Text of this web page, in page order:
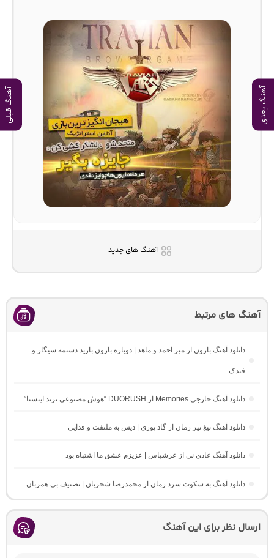
آهنگ بعدی آهنگ قبلی
آهنگ های جدید
آهنگ های مرتبط
دانلود آهنگ بارون از میر احمد و ماهد | دوباره بارون بارید دستمه سیگار و
فندک
دانلود آهنگ خارجی Memories از DUORUSH “هوش مصنوعی ترند اینستا”
دانلود آهنگ تیغ تیز زمان از گاد پوری | دیس به ملتفت و فدایی
دانلود آهنگ عادی نی از عرشیاس | عزیزم عشق ما اشتباه بود
دانلود آهنگ به سکوت سرد زمان از محمدرضا شجریان | تصنیف بی همزبان
ارسال نظر برای این آهنگ